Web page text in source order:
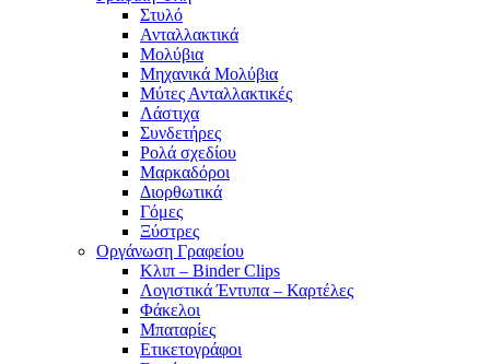
Στυλό
Ανταλλακτικά
Μολύβια
Μηχανικά Μολύβια
Μύτες Ανταλλακτικές
Λάστιχα
Συνδετήρες
Ρολά σχεδίου
Μαρκαδόροι
Διορθωτικά
Γόμες
Ξύστρες
Οργάνωση Γραφείου
Κλιπ – Binder Clips
Λογιστικά Έντυπα – Καρτέλες
Φάκελοι
Μπαταρίες
Ετικετογράφοι